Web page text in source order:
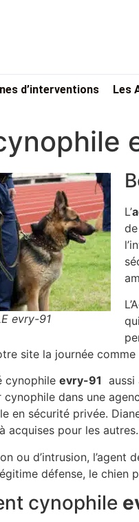
d’interventions Les
evry-91
L’
site la journée
cynophile evry-91
dans une
en sécurité privée.
acquises pour les autres.
ou d’intrusion,
défense, le chien
cynophile